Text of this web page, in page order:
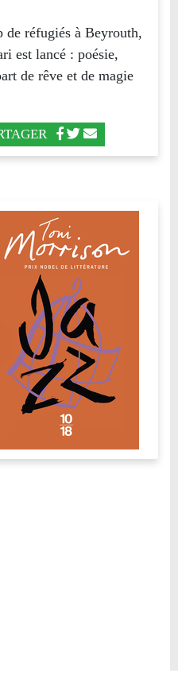
de réfugiés à Beyrouth,
est lancé : poésie,
de rêve et de magie